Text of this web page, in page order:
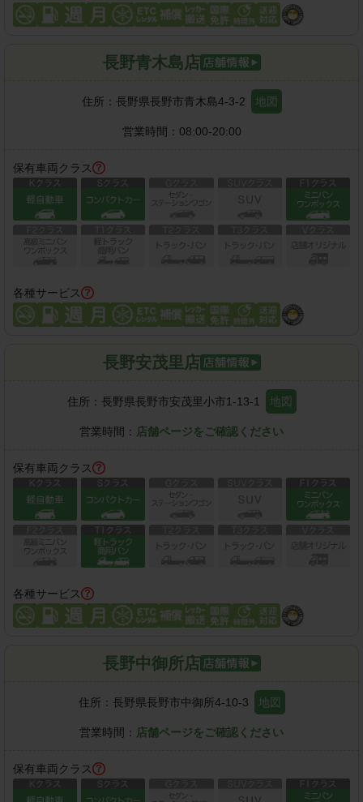
長野青木島店
住所： 長野県長野市青木島4-3-2 地図
営業時間： 08:00-20:00
保有車両クラス
各種サービス
長野安茂里店
住所： 長野県長野市安茂里小市1-13-1 地図
営業時間： 店舗ページをご確認ください
保有車両クラス
各種サービス
長野中御所店
住所： 長野県長野市中御所4-10-3 地図
営業時間： 店舗ページをご確認ください
保有車両クラス